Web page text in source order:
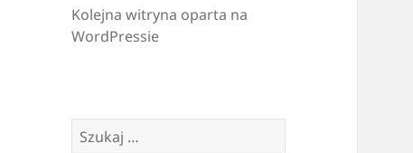
Kolejna witryna oparta na
WordPressie
Szukaj: